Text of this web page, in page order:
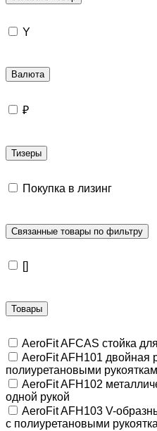
Y
Валюта
₽
Тизеры
Покупка в лизинг
Связанные товары по фильтру
[]
Товары
AeroFit AFCAS стойка
AeroFit AFH101 двойная
полиуретановыми
AeroFit AFH102
одной рукой
AeroFit AFH103 V-
с полиуретановыми